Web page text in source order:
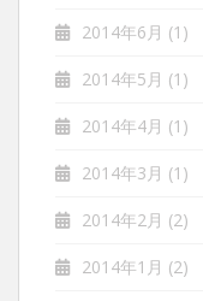
2014年6月 (1)
2014年5月 (1)
2014年4月 (1)
2014年3月 (1)
2014年2月 (2)
2014年1月 (2)